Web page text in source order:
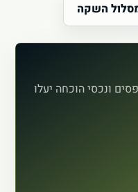
השקה
ונכסי הוכחה יעלו